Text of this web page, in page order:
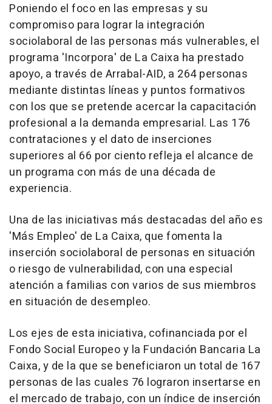
Poniendo el foco en las empresas y su
compromiso para lograr la integración
sociolaboral de las personas más vulnerables, el
programa 'Incorpora' de La Caixa ha prestado
apoyo, a través de Arrabal-AID, a 264 personas
mediante distintas líneas y puntos formativos
con los que se pretende acercar la capacitación
profesional a la demanda empresarial. Las 176
contrataciones y el dato de inserciones
superiores al 66 por ciento refleja el alcance de
un programa con más de una década de
experiencia.
Una de las iniciativas más destacadas del año es
'Más Empleo' de La Caixa, que fomenta la
inserción sociolaboral de personas en situación
o riesgo de vulnerabilidad, con una especial
atención a familias con varios de sus miembros
en situación de desempleo.
Los ejes de esta iniciativa, cofinanciada por el
Fondo Social Europeo y la Fundación Bancaria La
Caixa, y de la que se beneficiaron un total de 167
personas de las cuales 76 lograron insertarse en
el mercado de trabajo, con un índice de inserción